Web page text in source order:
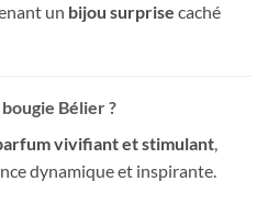
un bijou surprise caché
Bélier ?
vivifiant et stimulant,
dynamique et inspirante.